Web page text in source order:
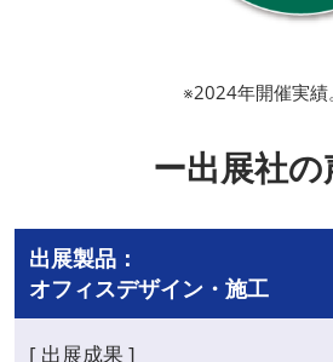
※2024年開催実績
ー出展社の
出展製品：
オフィスデザイン・施工
[ 出展成果 ]